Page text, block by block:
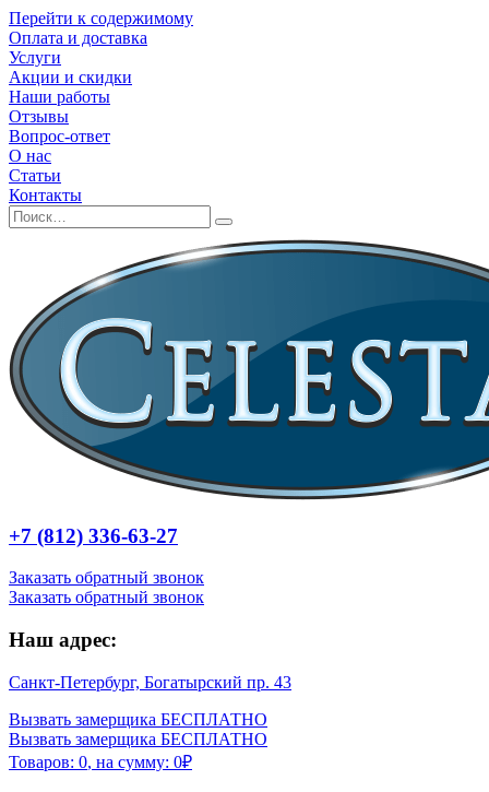
Перейти к содержимому
Оплата и доставка
Услуги
Акции и скидки
Наши работы
Отзывы
Вопрос-ответ
О нас
Статьи
Контакты
+7 (812) 336-63-27
Заказать обратный звонок
Заказать обратный звонок
Наш адрес:
Санкт-Петербург, Богатырский пр. 43
Вызвать замерщика БЕСПЛАТНО
Вызвать замерщика БЕСПЛАТНО
Товаров: 0, на сумму: 0₽